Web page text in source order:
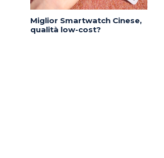
Miglior Smartwatch Cinese,
qualità low-cost?